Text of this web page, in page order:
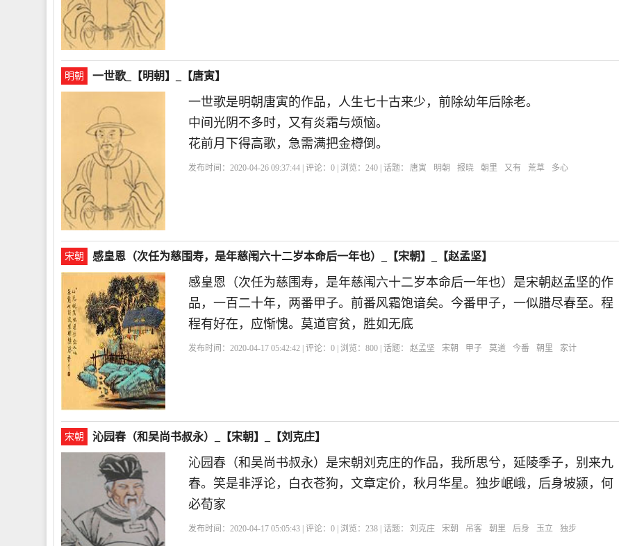
明朝 一世歌_【明朝】_【唐寅】
一世歌是明朝唐寅的作品，人生七十古来少，前除幼年后除老。
中间光阴不多时，又有炎霜与烦恼。
花前月下得高歌，急需满把金樽倒。
发布时间：2020-04-26 09:37:44 | 评论：0 | 浏览：240 | 话题： 唐寅 明朝 报晓 朝里 又有 荒草 多心
宋朝 感皇恩（次任为慈围寿，是年慈闱六十二岁本命后一年也）_【宋朝】_【赵孟坚】
感皇恩（次任为慈围寿，是年慈闱六十二岁本命后一年也）是宋朝赵孟坚的作
品，一百二十年，两番甲子。前番风霜饱谙矣。今番甲子，一似腊尽春至。程
程有好在，应惭愧。莫道官贫，胜如无底
发布时间：2020-04-17 05:42:42 | 评论：0 | 浏览：800 | 话题： 赵孟坚 宋朝 甲子 莫道 今番 朝里 家计
宋朝 沁园春（和吴尚书叔永）_【宋朝】_【刘克庄】
沁园春（和吴尚书叔永）是宋朝刘克庄的作品，我所思兮，延陵季子，别来九
春。笑是非浮论，白衣苍狗，文章定价，秋月华星。独步岷峨，后身坡颍，何
必荀家
发布时间：2020-04-17 05:05:43 | 评论：0 | 浏览：238 | 话题： 刘克庄 宋朝 吊客 朝里 后身 玉立 独步